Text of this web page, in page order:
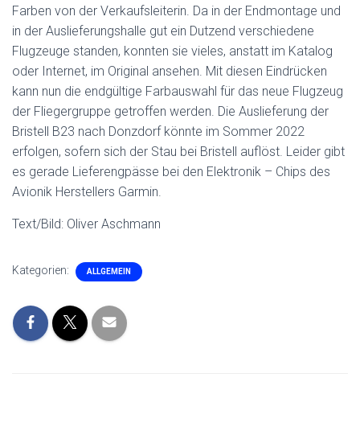
Farben von der Verkaufsleiterin. Da in der Endmontage und
in der Auslieferungshalle gut ein Dutzend verschiedene
Flugzeuge standen, konnten sie vieles, anstatt im Katalog
oder Internet, im Original ansehen. Mit diesen Eindrücken
kann nun die endgültige Farbauswahl für das neue Flugzeug
der Fliegergruppe getroffen werden. Die Auslieferung der
Bristell B23 nach Donzdorf könnte im Sommer 2022
erfolgen, sofern sich der Stau bei Bristell auflöst. Leider gibt
es gerade Lieferengpässe bei den Elektronik – Chips des
Avionik Herstellers Garmin.
Text/Bild: Oliver Aschmann
Kategorien: ALLGEMEIN